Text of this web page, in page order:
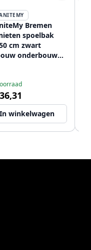
Bremen
spoelbak
cm zwart
onderbouw
In winkelwagen